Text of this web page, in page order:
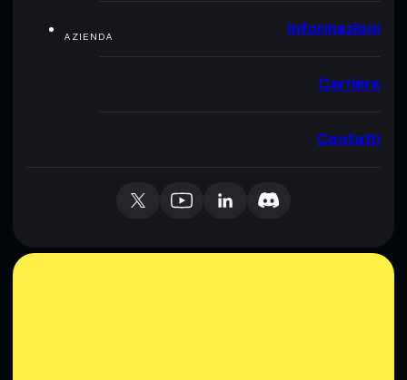
AZIENDA Informazioni
Carriere
Contatti